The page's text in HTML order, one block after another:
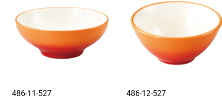
486-11-527
486-12-527